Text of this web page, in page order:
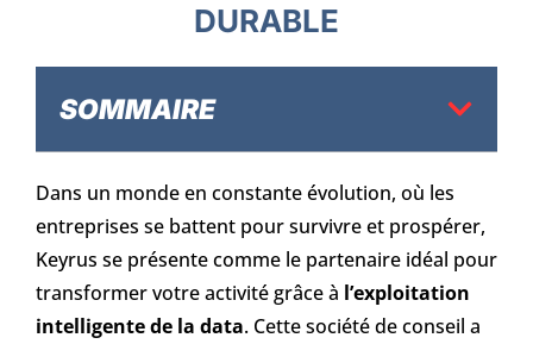
DURABLE
SOMMAIRE
Dans un monde en constante évolution, où les
entreprises se battent pour survivre et prospérer,
Keyrus se présente comme le partenaire idéal pour
transformer votre activité grâce à l’exploitation
intelligente de la data. Cette société de conseil a